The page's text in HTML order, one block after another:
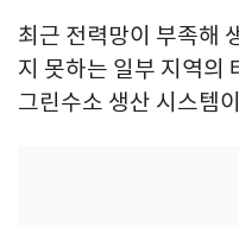
최근 전력망이 부족해
지 못하는 일부 지역의
그린수소 생산 시스템